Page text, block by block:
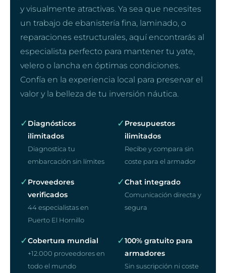
y visualmente atractivas. Ya sea que necesites
un trabajo de ebanistería fina, laminado, o
reparaciones estructurales, aquí encontrarás al
especialista perfecto para mantener tu yate,
velero o lancha en óptimas condiciones.
Confía en la experiencia local para preservar el
valor y la belleza de tu inversión náutica.
✓ Diagnósticos
ilimitados
Diagnostica tu
embarcación sin límites
✓ Presupuestos
ilimitados
Recibe y compara sin
coste para el armador
✓ Proveedores
verificados
44 especialistas en
Puerto El Hornillo
✓Chat integrado
Comunicación directa y
segura
✓Cobertura mundial
+12.000 proveedores en
todo el mundo
✓100% gratuito para
armadores
Sin suscripción ni coste